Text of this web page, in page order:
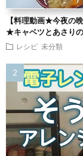
【料理動画★今夜の
★キャベツとあさりの
レシピ 未分類